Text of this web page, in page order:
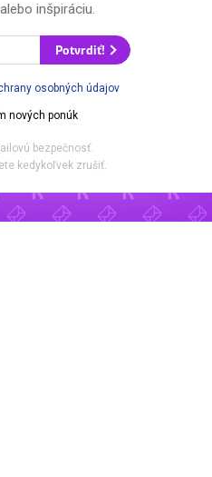
inšpiráciu.
Potvrdiť!
osobných údajov
nových ponúk
bezpečnosť.
kedykoľvek zrušiť.